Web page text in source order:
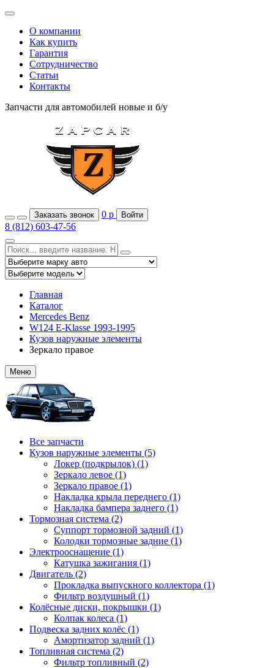
О компании
Как купить
Гарантия
Сотрудничество
Статьи
Контакты
Запчасти для автомобилей новые и б/у
Заказать звонок 0 р Войти
8 (812) 603-47-56
Главная
Каталог
Mercedes Benz
W124 E-Klasse 1993-1995
Кузов наружные элементы
Зеркало правое
Меню
Все запчасти
Кузов наружные элементы (5)
Локер (подкрылок) (1)
Зеркало левое (1)
Зеркало правое (1)
Накладка крыла переднего (1)
Накладка бампера заднего (1)
Тормозная система (2)
Суппорт тормозной задний (1)
Колодки тормозные задние (1)
Электрооснащение (1)
Катушка зажигания (1)
Двигатель (2)
Прокладка выпускного коллектора (1)
Фильтр воздушный (1)
Колёсные диски, покрышки (1)
Колпак колеса (1)
Подвеска задних колёс (1)
Амортизатор задний (1)
Топливная система (2)
Фильтр топливный (2)